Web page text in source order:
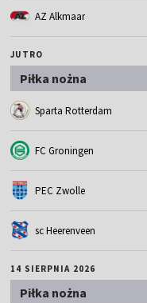
AZ Alkmaar
JUTRO
Piłka nożna
Sparta Rotterdam
FC Groningen
PEC Zwolle
sc Heerenveen
14 SIERPNIA 2026
Piłka nożna